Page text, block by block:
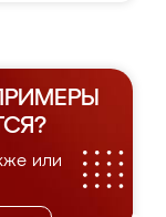
или